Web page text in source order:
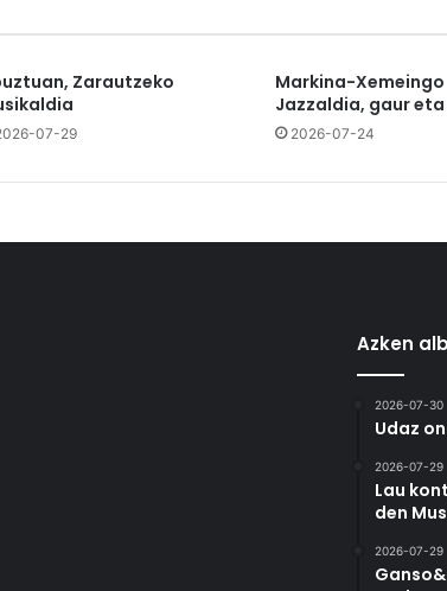
Zarautzeko
07-29
Markina-Xemeingo
Jazzaldia, gaur
2026-07-24
Azken
2026-07-30
Udaz
2026-07-29
Lau
den
2026-07-29